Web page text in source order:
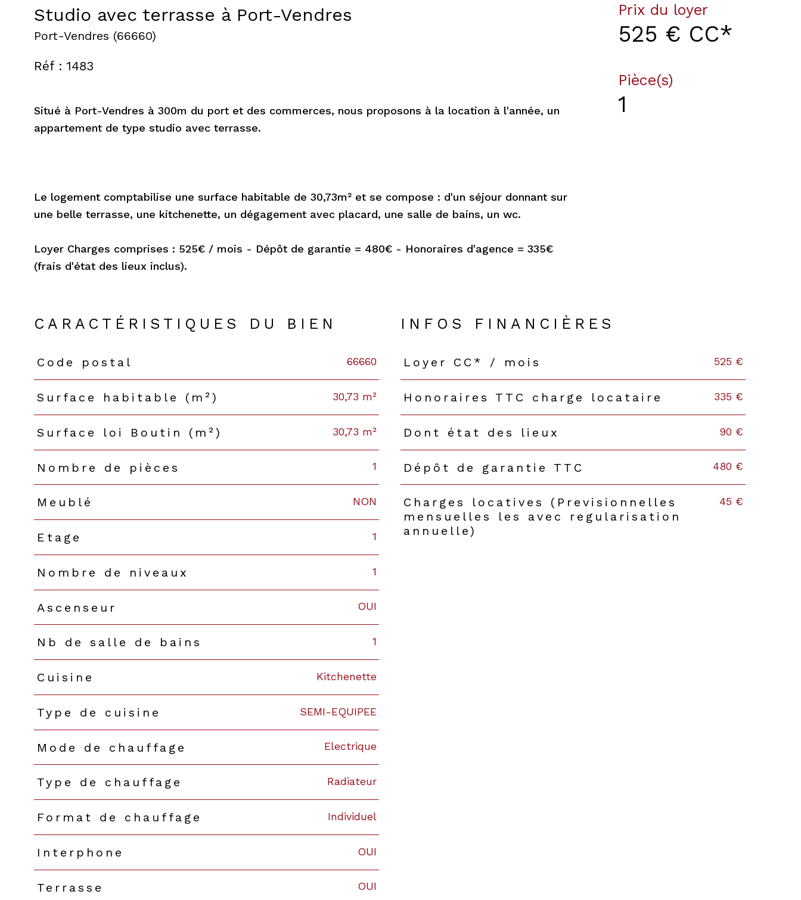
Studio avec terrasse à Port-Vendres
Port-Vendres (66660)
Réf : 1483
Situé à Port-Vendres à 300m du port et des commerces, nous proposons à la location à l'année, un
appartement de type studio avec terrasse.
Le logement comptabilise une surface habitable de 30,73m² et se compose : d'un séjour donnant sur
une belle terrasse, une kitchenette, un dégagement avec placard, une salle de bains, un wc.
Loyer Charges comprises : 525€ / mois - Dépôt de garantie = 480€ - Honoraires d'agence = 335€
(frais d'état des lieux inclus).
Prix du loyer
525 € CC*
Pièce(s)
1
CARACTÉRISTIQUES DU BIEN
Caractéristiques Valeurs
Code postal 66660
Surface habitable (m²) 30,73 m²
Surface loi Boutin (m²) 30,73 m²
Nombre de pièces 1
Meublé NON
Etage 1
Nombre de niveaux 1
Ascenseur OUI
Nb de salle de bains 1
Cuisine Kitchenette
Type de cuisine SEMI-EQUIPEE
Mode de chauffage Electrique
Type de chauffage Radiateur
Format de chauffage Individuel
Interphone OUI
Terrasse OUI
INFOS FINANCIÈRES
Caractéristiques Valeurs
Loyer CC* / mois 525 €
Honoraires TTC charge locataire 335 €
Dont état des lieux 90 €
Dépôt de garantie TTC 480 €
Charges locatives (Previsionnelles
mensuelles les avec regularisation
annuelle)
45 €